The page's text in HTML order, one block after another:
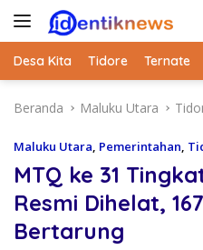
Langsung
Desa Kita Tidore Ternate
Beranda Maluku Utara
Maluku Utara, Pemerintahan,
MTQ ke 31
Resmi Dihelat,
Bertarung